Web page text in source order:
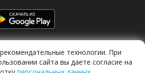
технологии. При
сайта вы даете согласие на